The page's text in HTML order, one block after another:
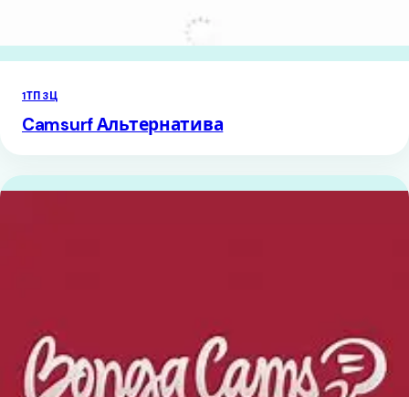
1ТП3Ц
Camsurf Альтернатива